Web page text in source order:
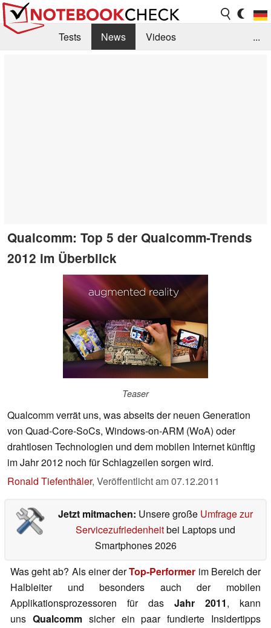
Tests News
Videos
...
Qualcomm: Top 5 der Qualcomm-Trends
2012 im Überblick
Teaser
Qualcomm verrät uns, was abseits der neuen Generation
von Quad-Core-SoCs, Windows-on-ARM (WoA) oder
drahtlosen Technologien und dem mobilen Internet künftig
im Jahr 2012 noch für Schlagzeilen sorgen wird.
Ronald Tiefenthäler, Veröffentlicht am07.12.2011
Jetzt mitmachen: Unsere große Umfrage zur
Servicezufriedenheitbei Laptops und
Smartphones 2026
Was geht ab? Als einer derTop-Performer im Bereich der
Halbleiter und besonders auch der mobilen
Applikationsprozessoren für das Jahr 2011, kann
uns Qualcommsicher ein paar fundierte Insidertipps